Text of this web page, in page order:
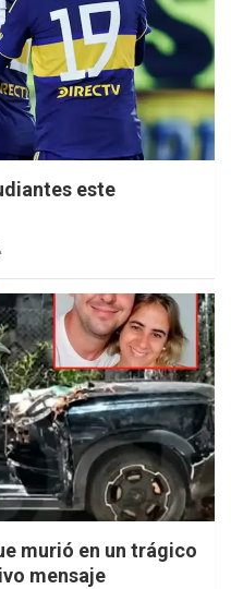
este
murió en un trágico
mensaje